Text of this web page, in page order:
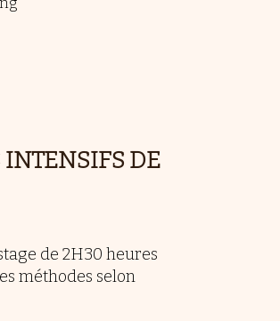
INTENSIFS DE
de 2H30 heures
méthodes selon